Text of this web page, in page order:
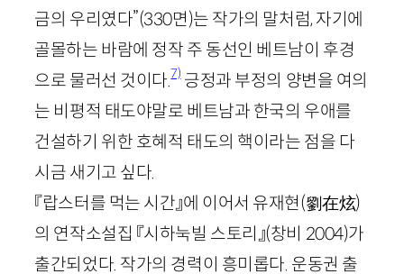
금의 우리였다”(330면)는 작가의 말처럼, 자기에
골몰하는 바람에 정작 주 동선인 베트남이 후경
으로 물러선 것이다.7)긍정과 부정의 양변을 여의
는 비평적 태도야말로 베트남과 한국의 우애를
건설하기 위한 호혜적 태도의 핵이라는 점을 다
시금 새기고 싶다.
『랍스터를 먹는 시간』에 이어서 유재현(劉在炫)
의 연작소설집 『시하눅빌 스토리』(창비 2004)가
출간되었다. 작가의 경력이 흥미롭다. 운동권 출